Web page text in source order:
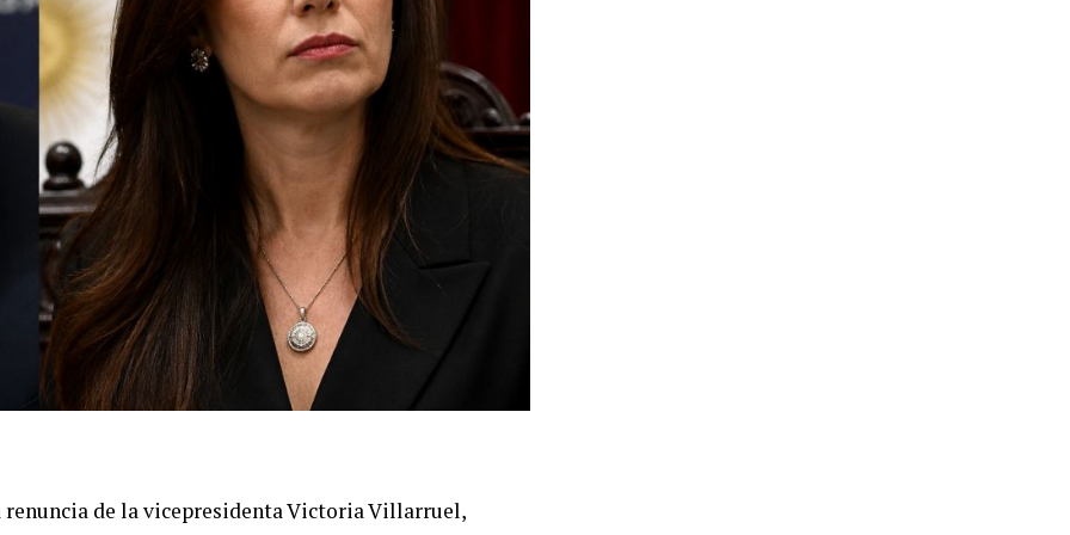
Milei durante recientes entrevistas fueron
remarcaron que el domingo, durante una
argentino no solo volvió a calificar a
esos términos en cuatro oportunidades.
nacionales de que Brasil se está moviendo en
a la campaña electoral que está
que también recrudeció la tensión diplomática
norteamericano Donald Trump le revocó
María Luisa Ribeiro Viotti, por el no
de la vicepresidenta Victoria Villarruel,